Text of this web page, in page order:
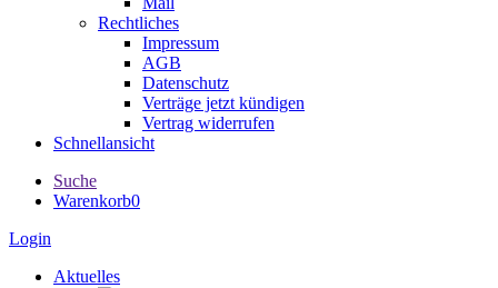
Rechtliches
Impressum
AGB
Datenschutz
Verträge jetzt kündigen
Vertrag widerrufen
Schnellansicht
Suche
Warenkorb0
Login
Aktuelles